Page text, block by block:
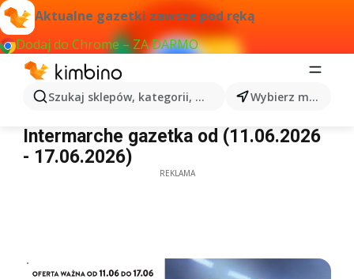
Aktualne gazetki zawsze pod ręką
Dodaj do Chrome – ZA DARMO
Szukaj sklepów, kategorii, produktów... Wybierz miasto
Intermarche gazetka
Intermarche gazetka od (11.06.2026
- 17.06.2026)
REKLAMA